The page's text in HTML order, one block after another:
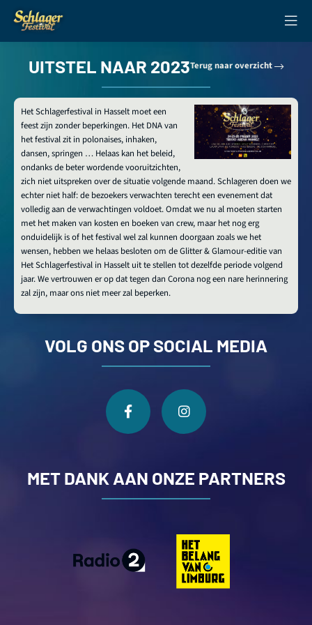
UITSTEL NAAR 2023Terug naar overzicht
Het Schlagerfestival in Hasselt moet een
feest zijn zonder beperkingen. Het DNA van
het festival zit in polonaises, inhaken,
dansen, springen … Helaas kan het beleid,
ondanks de beter wordende vooruitzichten,
zich niet uitspreken over de situatie volgende maand. Schlageren doen we
echter niet half: de bezoekers verwachten terecht een evenement dat
volledig aan de verwachtingen voldoet. Omdat we nu al moeten starten
met het maken van kosten en boeken van crew, maar het nog erg
onduidelijk is of het festival wel zal kunnen doorgaan zoals we het
wensen, hebben we helaas besloten om de Glitter & Glamour-editie van
Het Schlagerfestival in Hasselt uit te stellen tot dezelfde periode volgend
jaar. We vertrouwen er op dat tegen dan Corona nog een nare herinnering
zal zijn, maar ons niet meer zal beperken.
VOLG ONS OP SOCIAL MEDIA
MET DANK AAN ONZE PARTNERS